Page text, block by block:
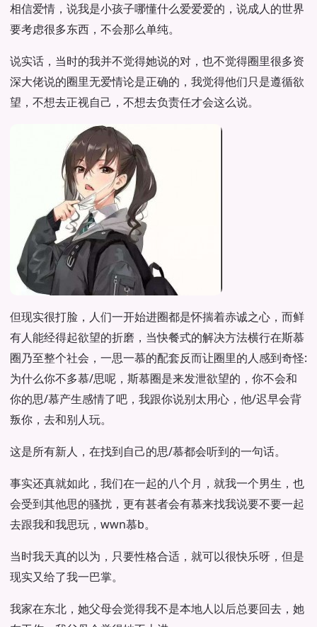
相信爱情，说我是小孩子哪懂什么爱爱爱的，说成人的世界
要考虑很多东西，不会那么单纯。
说实话，当时的我并不觉得她说的对，也不觉得圈里很多资
深大佬说的圈里无爱情论是正确的，我觉得他们只是遵循欲
望，不想去正视自己，不想去负责任才会这么说。
但现实很打脸，人们一开始进圈都是怀揣着赤诚之心，而鲜
有人能经得起欲望的折磨，当快餐式的解决方法横行在斯慕
圈乃至整个社会，一思一慕的配套反而让圈里的人感到奇怪:
为什么你不多慕/思呢，斯慕圈是来发泄欲望的，你不会和
你的思/慕产生感情了吧，我跟你说别太用心，他/迟早会背
叛你，去和别人玩。
这是所有新人，在找到自己的思/慕都会听到的一句话。
事实还真就如此，我们在一起的八个月，就我一个男生，也
会受到其他思的骚扰，更有甚者会有慕来找我说要不要一起
去跟我和我思玩，wwn慕b。
当时我天真的以为，只要性格合适，就可以很快乐呀，但是
现实又给了我一巴掌。
我家在东北，她父母会觉得我不是本地人以后总要回去，她